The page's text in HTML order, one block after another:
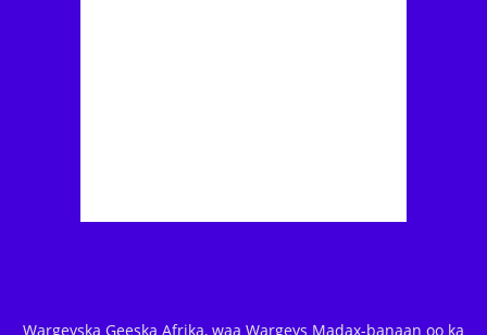
Wargeyska Geeska Afrika, waa Wargeys Madax-banaan oo ka